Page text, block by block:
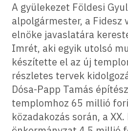
A gyülekezet Földesi
alpolgármester, a Fidesz
elnöke javaslatára
Imrét, aki egyik utolsó
készítette el az új
részletes tervek
Dósa-Papp Tamás
templomhoz 65 millió
közadakozás során, a